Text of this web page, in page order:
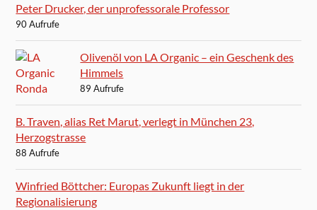
Peter Drucker, der unprofessorale Professor
90 Aufrufe
Olivenöl von LA Organic – ein Geschenk des
Himmels
89 Aufrufe
B. Traven, alias Ret Marut, verlegt in München 23,
Herzogstrasse
88 Aufrufe
Winfried Böttcher: Europas Zukunft liegt in der
Regionalisierung